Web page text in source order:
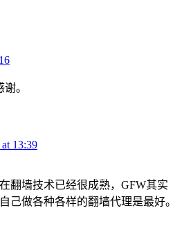
。
13:39
翻墙技术已经很成熟，GFW其实
己做各种各样的翻墙代理是最好。